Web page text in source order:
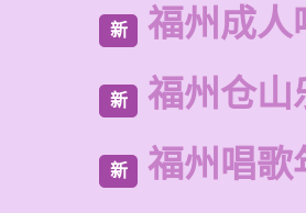
新 福州成人
新 福州仓山
新 福州唱歌